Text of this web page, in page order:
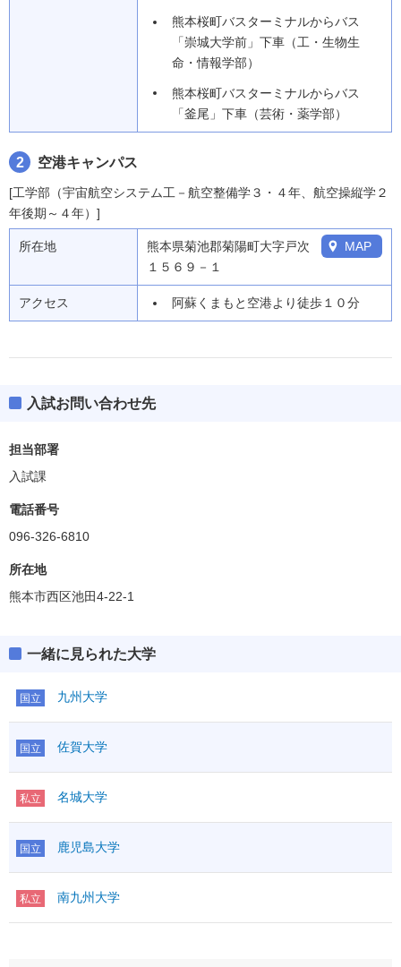
熊本桜町バスターミナルからバス
「崇城大学前」下車（工・生物生
命・情報学部）
熊本桜町バスターミナルからバス
「釜尾」下車（芸術・薬学部）
2 空港キャンパス
[工学部（宇宙航空システム工－航空整備学３・４年、航空操縦学２
年後期～４年）]
所在地
熊本県菊池郡菊陽町大字戸次
１５６９－１
MAP
アクセス 阿蘇くまもと空港より徒歩１０分
入試お問い合わせ先
担当部署
入試課
電話番号
096-326-6810
所在地
熊本市西区池田4-22-1
一緒に見られた大学
国立 九州大学
国立 佐賀大学
私立 名城大学
国立 鹿児島大学
私立 南九州大学